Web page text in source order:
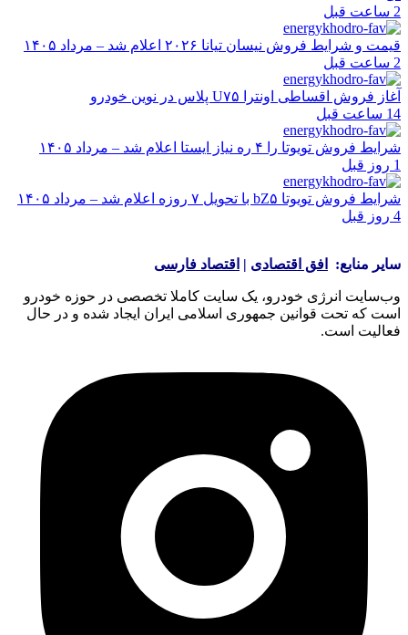
2 ساعت قبل
قیمت و شرایط فروش نیسان تیانا ۲۰۲۶ اعلام شد – مرداد ۱۴۰۵
2 ساعت قبل
آغاز فروش اقساطی اونترا U۷۵ پلاس در نوین خودرو
14 ساعت قبل
شرایط فروش تویوتا را ۴ ره نیاز ایستا اعلام شد – مرداد ۱۴۰۵
1 روز قبل
شرایط فروش تویوتا bZ۵ با تحویل ۷ روزه اعلام شد – مرداد ۱۴۰۵
4 روز قبل
سایر منابع: افق اقتصادی | اقتصاد فارسی
وب‌سایت انرژی خودرو، یک سایت کاملا تخصصی در حوزه خودرو
است که تحت قوانین جمهوری اسلامی ایران ایجاد شده و در حال
فعالیت است.